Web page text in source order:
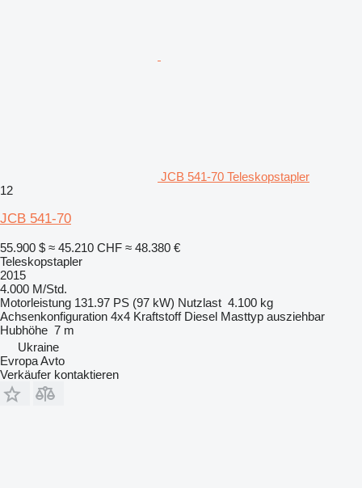
JCB 541-70 Teleskopstapler
12
JCB 541-70
55.900 $ ≈ 45.210 CHF ≈ 48.380 €
Teleskopstapler
2015
4.000 M/Std.
Motorleistung 131.97 PS (97 kW) Nutzlast 4.100 kg
Achsenkonfiguration 4x4 Kraftstoff Diesel Masttyp ausziehbar
Hubhöhe 7 m
Ukraine
Evropa Avto
Verkäufer kontaktieren